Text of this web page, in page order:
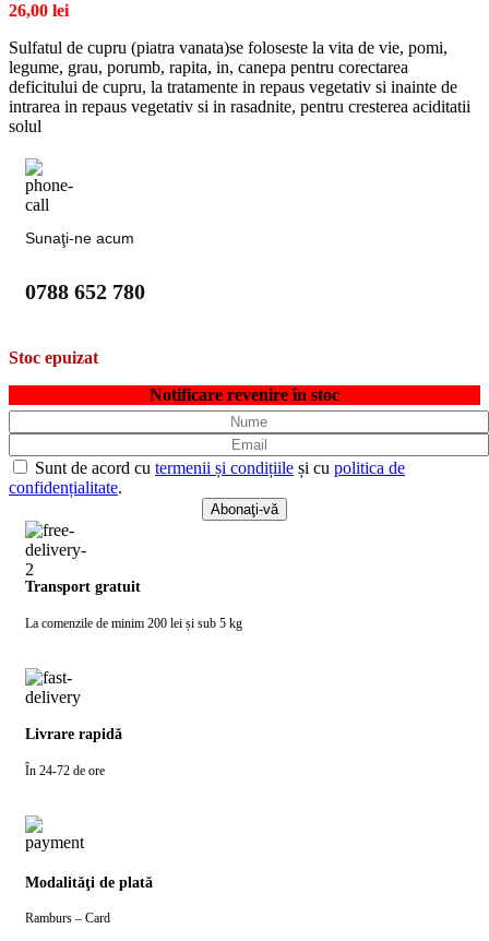
26,00 lei
Sulfatul de cupru (piatra vanata)se foloseste la vita de vie, pomi,
legume, grau, porumb, rapita, in, canepa pentru corectarea
deficitului de cupru, la tratamente in repaus vegetativ si inainte de
intrarea in repaus vegetativ si in rasadnite, pentru cresterea aciditatii
solul
Sunaţi-ne acum
0788 652 780
Stoc epuizat
Notificare revenire în stoc
Sunt de acord cu termenii și condițiile și cu politica de
confidențialitate.
Transport gratuit
La comenzile de minim 200 lei și sub 5 kg
Livrare rapidă
În 24-72 de ore
Modalităţi de plată
Ramburs – Card